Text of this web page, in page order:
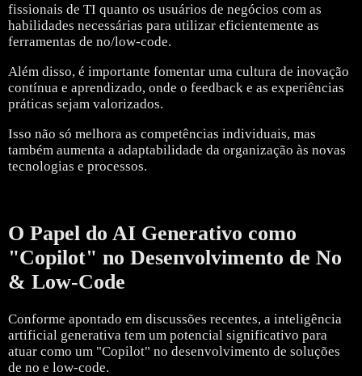
fissionais de TI quanto os usuários de negócios com as
habilidades necessárias para utilizar eficientemente as
ferramentas de no/low-code.
Além disso, é importante fomentar uma cultura de inovação
contínua e aprendizado, onde o feedback e as experiências
práticas sejam valorizados.
Isso não só melhora as competências individuais, mas
também aumenta a adaptabilidade da organização às novas
tecnologias e processos.
O Papel do AI Generativo como
"Copilot" no Desenvolvimento de No
& Low-Code
Conforme apontado em discussões recentes, a inteligência
artificial generativa tem um potencial significativo para
atuar como um "Copilot" no desenvolvimento de soluções
de no e low-code.